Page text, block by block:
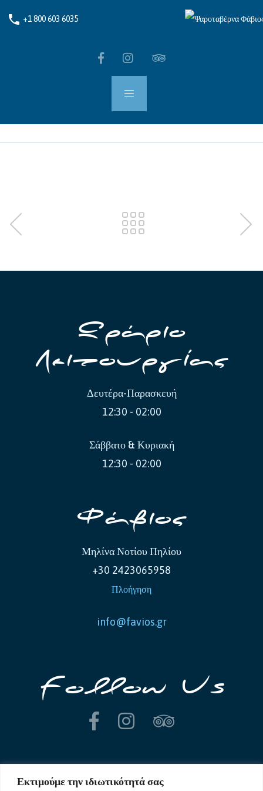
Εκτιμούμε την ιδιωτικότητά σας
phone +1 800 603 6035
Ωράριο
Λειτουργίας
Δευτέρα-Παρασκευή
12:30 - 02:00
Σάββατο & Κυριακή
12:30 - 02:00
Φάβιος
Μηλίνα Νοτίου Πηλίου
+30 2423065958
Πλοήγηση
info@favios.gr
Follow Us